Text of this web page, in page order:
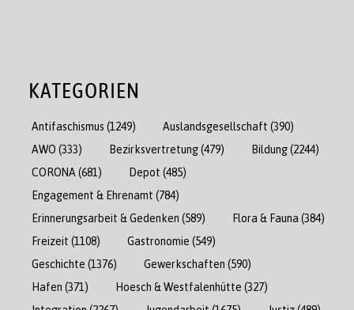
KATEGORIEN
Antifaschismus (1249) Auslandsgesellschaft (390)
AWO (333) Bezirksvertretung(479) Bildung(2244)
CORONA (681) Depot (485)
Engagement & Ehrenamt (784)
Erinnerungsarbeit & Gedenken (589) Flora & Fauna (384)
Freizeit (1108) Gastronomie (549)
Geschichte (1376) Gewerkschaften (590)
Hafen (371) Hoesch & Westfalenhütte (327)